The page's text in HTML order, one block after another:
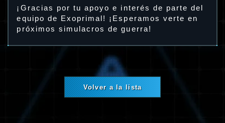
¡Gracias por tu apoyo e interés de parte del
equipo de Exoprimal! ¡Esperamos verte en
próximos simulacros de guerra!
Volver a la lista